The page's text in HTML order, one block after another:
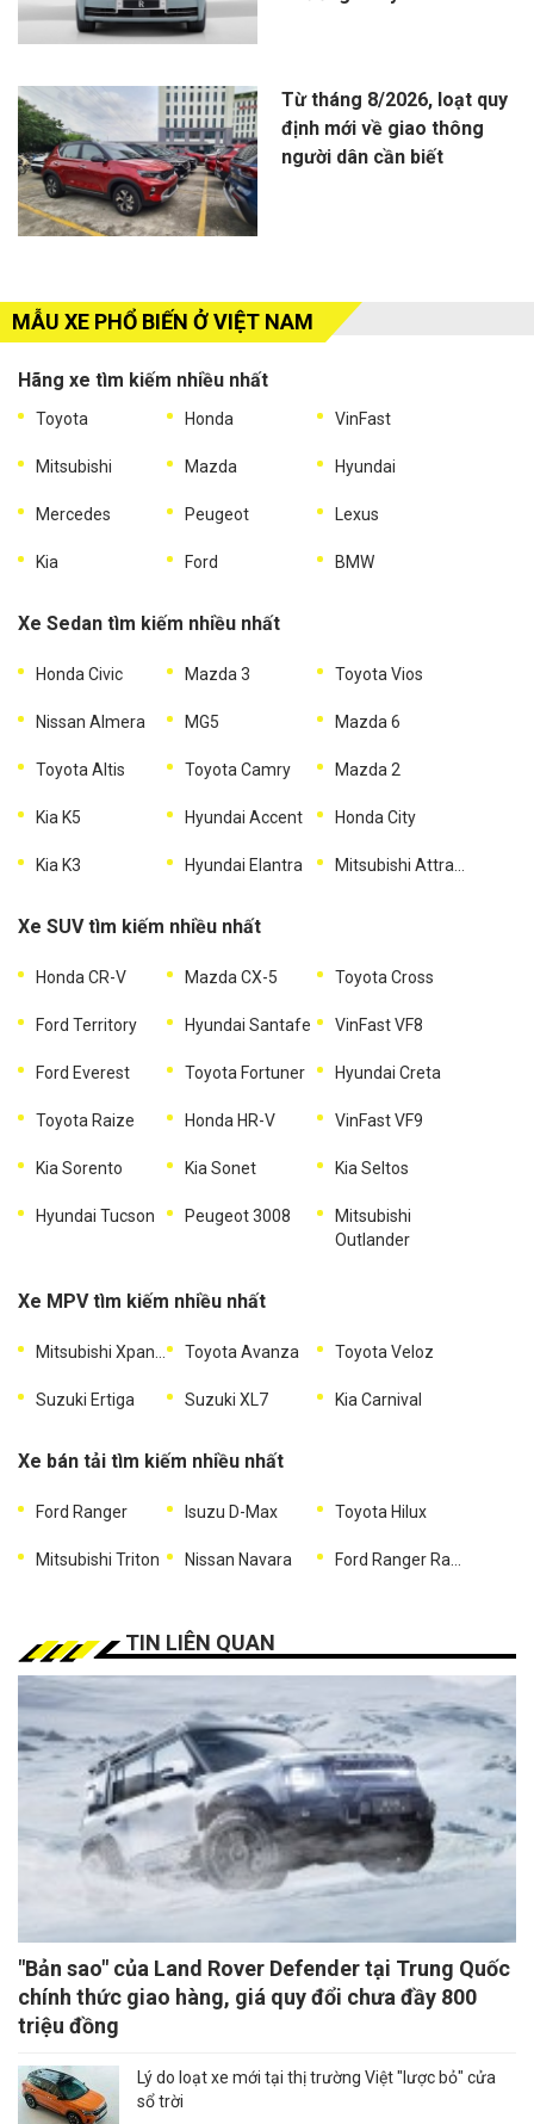
Từ tháng 8/2026, loạt quy
định mới về giao thông
người dân cần biết
MẪU XE PHỔ BIẾN Ở VIỆT NAM
Hãng xe tìm kiếm nhiều nhất
Toyota Honda VinFast
Mitsubishi Mazda Hyundai
Mercedes Peugeot Lexus
Kia Ford BMW
Xe Sedan tìm kiếm nhiều nhất
Honda Civic Mazda 3 Toyota Vios
Nissan Almera MG5 Mazda 6
Toyota Altis Toyota Camry Mazda 2
Kia K5 Hyundai Accent Honda City
Kia K3 Hyundai Elantra
Xe SUV tìm kiếm nhiều nhất
Honda CR-V Mazda CX-5 Toyota Cross
Ford Territory Hyundai Santafe VinFast VF8
Ford Everest Toyota Fortuner Hyundai Creta
Toyota Raize Honda HR-V VinFast VF9
Kia Sorento Kia Sonet Kia Seltos
Hyundai Tucson Peugeot 3008
Mitsubishi
Outlander
Xe MPV tìm kiếm nhiều nhất
Toyota Avanza Toyota Veloz
Suzuki Ertiga Suzuki XL7 Kia Carnival
Xe bán tải tìm kiếm nhiều nhất
Ford Ranger Isuzu D-Max Toyota Hilux
Mitsubishi Triton Nissan Navara
TIN LIÊN QUAN
"Bản sao" của Land Rover Defender tại Trung Quốc
chính thức giao hàng, giá quy đổi chưa đầy 800
triệu đồng
Lý do loạt xe mới tại thị trường Việt "lược bỏ" cửa
sổ trời